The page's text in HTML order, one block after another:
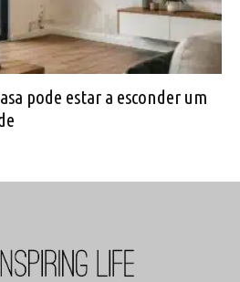
pode estar a esconder um